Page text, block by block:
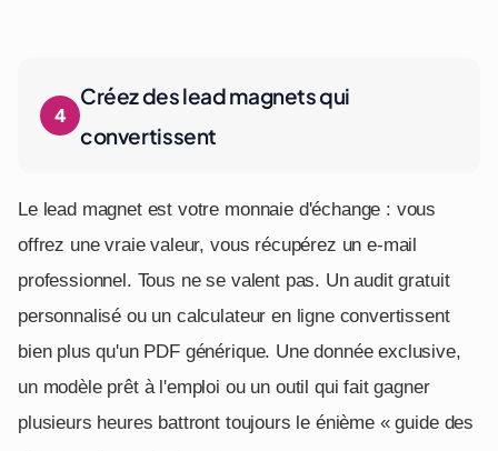
Créez des lead magnets qui
convertissent
Le lead magnet est votre monnaie d'échange : vous
offrez une vraie valeur, vous récupérez un e-mail
professionnel. Tous ne se valent pas. Un audit gratuit
personnalisé ou un calculateur en ligne convertissent
bien plus qu'un PDF générique. Une donnée exclusive,
un modèle prêt à l'emploi ou un outil qui fait gagner
plusieurs heures battront toujours le énième « guide des